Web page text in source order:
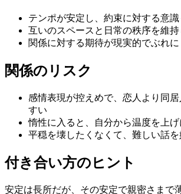
テンポが安定し、約束に対する意識
互いのスペースと日常の秩序を維
関係に対する期待が現実的でぶれに
関係のリスク
感情表現が控えめで、恋人より同
すい
惰性に入ると、自分から温度を上
平穏を壊したくなくて、難しい話
付き合い方のヒント
安定は長所だが、その安定で親密さまで